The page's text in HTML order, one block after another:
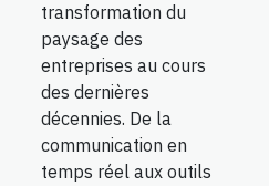
transformation du
paysage des
entreprises au cours
des dernières
décennies. De la
communication en
temps réel aux outils